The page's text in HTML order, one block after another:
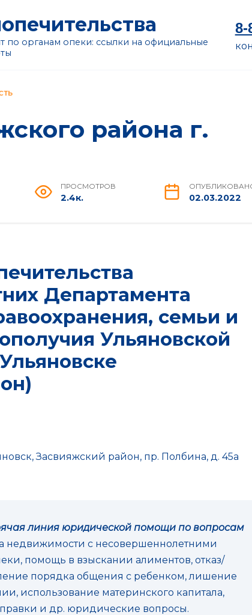
органам опеки: ссылки на официальные
8-
района г.
ПРОСМОТРОВ
2.4к. 02.03.2022
Департамента
семьи и
Ульяновской
Засвияжский район, пр. Полбина, д. 45а
линия юридической помощи по вопросам
недвижимости с несовершеннолетними
помощь в взыскании алиментов, отказ/
порядка общения с ребенком, лишение
использование материнского капитала,
и др. юридические вопросы.